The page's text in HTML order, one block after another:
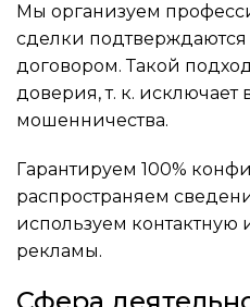
Мы организуем
сделки
договором. Такой
доверия, т. к. исключает
мошенничества.
Гарантируем 100%
распространяем
используем
рекламы.